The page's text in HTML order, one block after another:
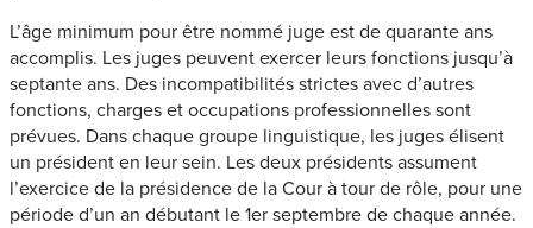
L’âge minimum pour être nommé juge est de quarante ans
accomplis. Les juges peuvent exercer leurs fonctions jusqu’à
septante ans. Des incompatibilités strictes avec d’autres
fonctions, charges et occupations professionnelles sont
prévues. Dans chaque groupe linguistique, les juges élisent
un président en leur sein. Les deux présidents assument
l’exercice de la présidence de la Cour à tour de rôle, pour une
période d’un an débutant le 1er septembre de chaque année.